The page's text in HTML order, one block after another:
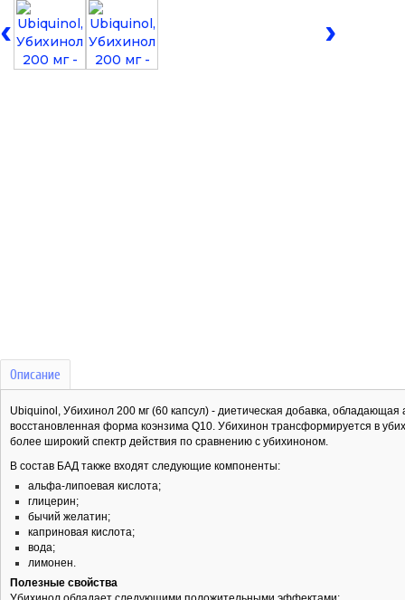
‹ ›
Описание
Ubiquinol, Убихинол 200 мг (60 капсул) - диетическая добавка,
восстановленная форма коэнзима Q10. Убихинон трансформируется в
более широкий спектр действия по сравнению с убихиноном.
В состав БАД также входят следующие компоненты:
альфа-липоевая кислота;
глицерин;
бычий желатин;
каприновая кислота;
вода;
лимонен.
Полезные свойства